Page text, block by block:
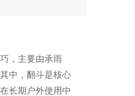
，主要由承雨
中，翻斗是核心
长期户外使用中